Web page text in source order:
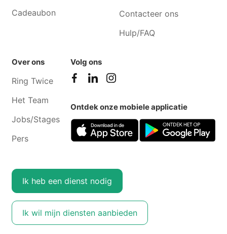
Cadeaubon
Contacteer ons
Hulp/FAQ
Over ons
Ring Twice
Het Team
Jobs/Stages
Pers
Volg ons
Ontdek onze mobiele applicatie
Ik heb een dienst nodig
Ik wil mijn diensten aanbieden